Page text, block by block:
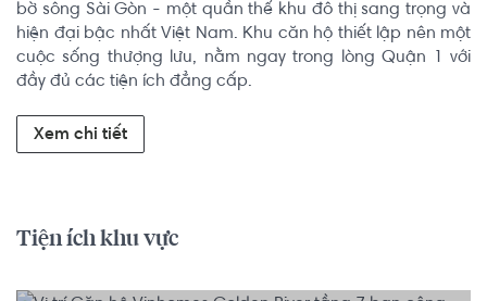
bờ sông Sài Gòn - một quần thể khu đô thị sang trọng và
hiện đại bậc nhất Việt Nam. Khu căn hộ thiết lập nên một
cuộc sống thượng lưu, nằm ngay trong lòng Quận 1 với
đầy đủ các tiện ích đẳng cấp.
Xem chi tiết
Tiện ích khu vực